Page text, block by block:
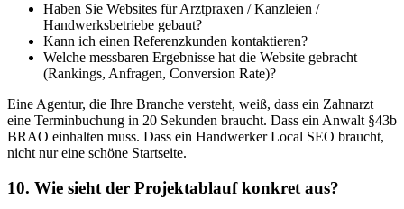
Haben Sie Websites für Arztpraxen / Kanzleien /
Handwerksbetriebe gebaut?
Kann ich einen Referenzkunden kontaktieren?
Welche messbaren Ergebnisse hat die Website gebracht
(Rankings, Anfragen, Conversion Rate)?
Eine Agentur, die Ihre Branche versteht, weiß, dass ein Zahnarzt
eine Terminbuchung in 20 Sekunden braucht. Dass ein Anwalt §43b
BRAO einhalten muss. Dass ein Handwerker Local SEO braucht,
nicht nur eine schöne Startseite.
10. Wie sieht der Projektablauf konkret aus?